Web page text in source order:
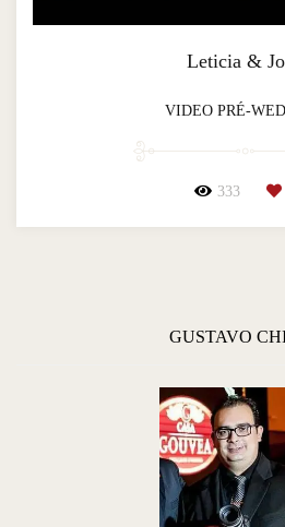
Leticia &
VIDEO PRÉ-
333
GUSTAVO